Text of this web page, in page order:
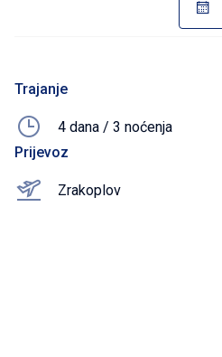
Trajanje
4 dana / 3 noćenja
Prijevoz
Zrakoplov